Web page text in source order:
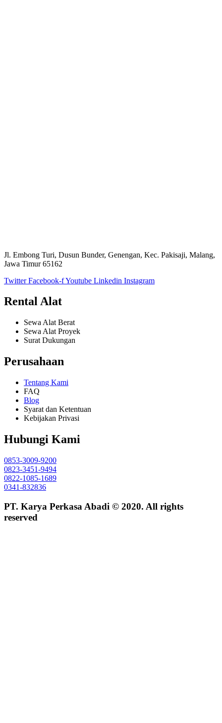
Jl. Embong Turi, Dusun Bunder, Genengan, Kec. Pakisaji, Malang,
Jawa Timur 65162
Twitter Facebook-fYoutube Linkedin Instagram
Rental Alat
Sewa Alat Berat
Sewa Alat Proyek
Surat Dukungan
Perusahaan
Tentang Kami
FAQ
Blog
Syarat dan Ketentuan
Kebijakan Privasi
Hubungi Kami
0853-3009-9200
0823-3451-9494
0822-1085-1689
0341-832836
PT. Karya Perkasa Abadi © 2020. All rights
reserved